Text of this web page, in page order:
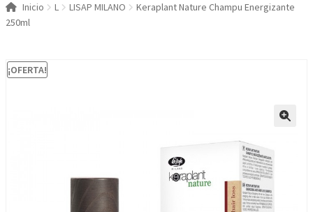
Inicio L LISAP MILANO
Keraplant Nature Champu Energizante
250ml
¡OFERTA!